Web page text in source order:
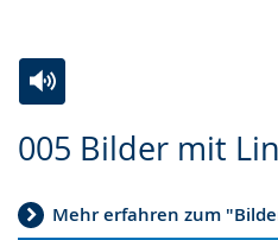
005 Bilder mit
Mehr erfahren zum
Leichten
wechseln.
Audio-
Video
Deutscher